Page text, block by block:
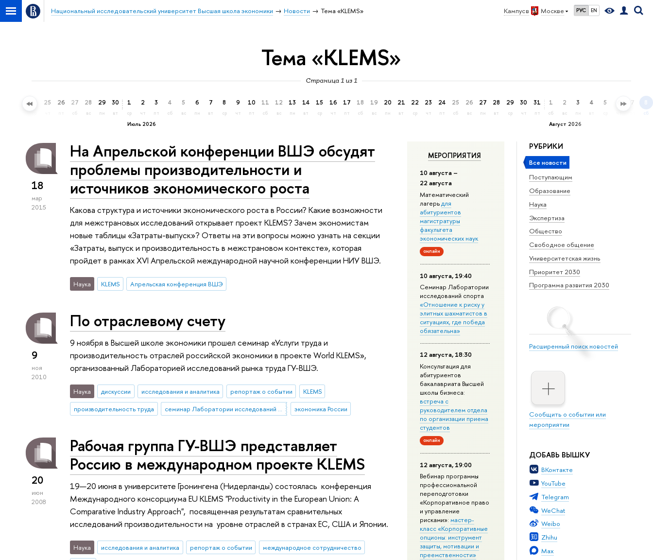
Кампус в Москве РУС EN
Национальный исследовательский университет Высшая школа экономики Новости Тема «KLEMS»
Тема «KLEMS»
Страница 1 из 1
24 25 26 27
сб
28
вс
29
пн
30
вт
Июль 2026
1
ср
2
чт
3
пт
4
сб
5
вс
6
пн
7
вт
8
ср
9
чт
10
пт
11
сб
12
вс
13
пн
14
вт
15
ср
16
чт
17
пт
18
сб
19
вс
20
пн
21
вт
22
ср
23
чт
24
пт
25
сб
26
вс
27
пн
28
вт
29
ср
30
чт
31
пт
Август 2026
1
сб
2
вс
3
пн
4 5 6 7 8
сб
РУБРИКИ
Все новости
Поступающим
Образование
Наука
Экспертиза
Общество
Свободное общение
Университетская жизнь
Приоритет 2030
Программа развития 2030
Расширенный поиск новостей
Сообщить о событии или
мероприятии
ДОБАВЬ ВЫШКУ
ВКонтакте
YouTube
Telegram
WeChat
Weibo
Zhihu
Max
МЕРОПРИЯТИЯ
10 августа –
22 августа
Математический
лагерьдля
абитуриентов
магистратуры
факультета
экономических наук
онлайн
10 августа, 19:40
Семинар Лаборатории
исследований спорта
«Отношение к риску у
элитных шахматистов в
ситуациях, где победа
обязательна»
12 августа, 18:30
Консультация для
абитуриентов
бакалавриата Высшей
школы бизнеса:
встреча с
руководителем отдела
по организации приема
студентов
онлайн
12 августа, 19:00
Вебинар программы
профессиональной
переподготовки
«Корпоративное право
и управление
рисками»: мастер-
класс «Корпоративные
опционы: инструмент
защиты, мотивации и
преемственности»
18
мар
2015
На Апрельской конференции ВШЭ обсудят
проблемы производительности и
источников экономического роста
Какова структура и источники экономического роста в России? Какие возможности
для межстрановых исследований открывает проект KLEMS? Зачем экономистам
новые таблицы «Затраты-выпуск»? Ответы на эти вопросы можно узнать на секции
«Затраты, выпуск и производительность в межстрановом контексте», которая
пройдет в рамках XVI Апрельской международной научной конференции НИУ ВШЭ.
Наука KLEMS Апрельская конференция ВШЭ
9
ноя
2010
По отраслевому счету
9 ноября в Высшей школе экономики прошел семинар «Услуги труда и
производительность отраслей российской экономики в проекте World KLEMS»,
организованный Лабораторией исследований рынка труда ГУ-ВШЭ.
Наука дискуссии исследования и аналитика репортаж о событии
KLEMS
производительность труда
семинар Лаборатории исследований рынка труда (ЛИРТ) экономика России
20
июн
2008
Рабочая группа ГУ-ВШЭ представляет
Россию в международном проекте KLEMS
19—20 июня в университете Гронингена (Нидерланды) состоялась конференция
Международного консорциума EU KLEMS "Productivity in the European Union: A
Comparative Industry Approach", посвященная результатам сравнительных
исследований производительности на уровне отраслей в странах ЕС, США и Японии.
Наука исследования и аналитика репортаж о событии
международное сотрудничество